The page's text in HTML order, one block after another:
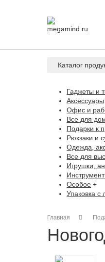
Каталог
Гаджеты и
Аксессуары
Офис и
Все для
Подарки к
Рюкзаки и
Одежда,
Все для
Игрушки,
Особое +
Упаковка с
Главная